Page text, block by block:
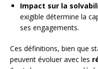
Impact sur la
exigible détermine la
ses engagements.
Ces définitions, bien que
peuvent évoluer avec les